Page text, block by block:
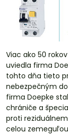
Viac ako 50
uviedla firma
tohto dňa tieto
nebezpečným
firma Doepke
chrániče a
proti
celou